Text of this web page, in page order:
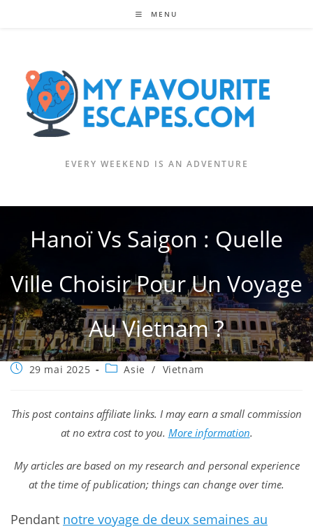
MENU
EVERY WEEKEND IS AN ADVENTURE
Hanoï Vs Saigon : Quelle
Ville Choisir Pour Un Voyage
Au Vietnam ?
Publication
29 mai 2025
PostAsie / Vietnam
This post contains affiliate links. I may earn a small commission
at no extra cost to you. More information.
My articles are based on my research and personal experience
at the time of publication; things can change over time.
Pendant notre voyage de deux semaines au